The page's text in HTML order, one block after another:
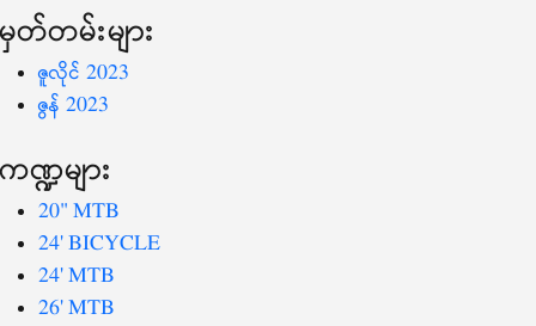
မှတ်တမ်းများ
ဇူလိုင် 2023
ဇွန် 2023
ကဏ္ဍများ
20" MTB
24' BICYCLE
24' MTB
26' MTB